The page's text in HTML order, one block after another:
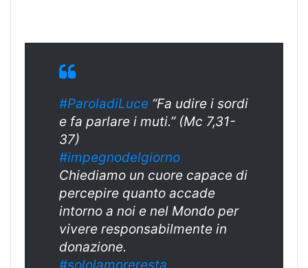
#ParoladiLuce “Fa udire i sordi
e fa parlare i muti.” (Mc 7,31-
37)
#impegnodelgiorno
Chiediamo un cuore capace di
percepire quanto accade
intorno a noi e nel Mondo per
vivere responsabilmente in
donazione.
#sololamoreresta